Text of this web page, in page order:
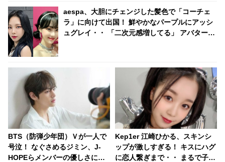
aespa、大胆にチェンジした髪色で「コーチェ
ラ」に向けて出国！ 鮮やかなパープルにアッシ
ュグレイ・・ 「二次元感増してる」 アバターと
BTS（防弾少年団）Ｖが一人で
号泣！ なぐさめるジミン、J-
HOPEらメンバーの優しさに感
Kep1er 江崎ひかる、スキンシ
ップが激しすぎる！ キスにハグ
に恋人繋ぎまで・・ まるで子犬